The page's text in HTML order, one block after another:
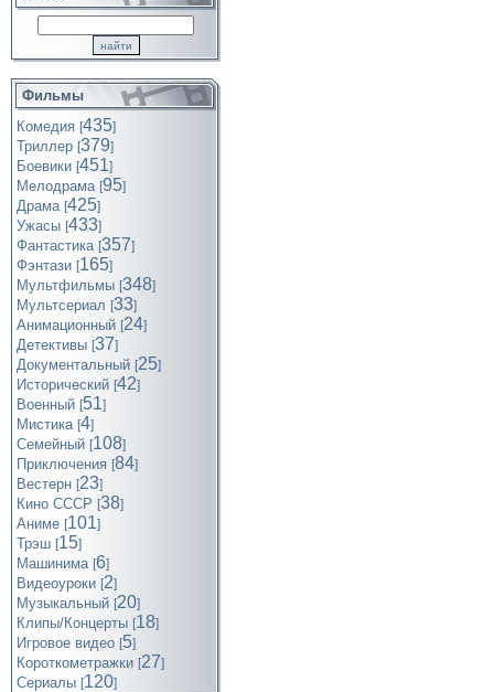
Фильмы
Комедия [435]
Триллер [379]
Боевики [451]
Мелодрама [95]
Драма [425]
Ужасы [433]
Фантастика [357]
Фэнтази [165]
Мультфильмы [348]
Мультсериал [33]
Анимационный [24]
Детективы [37]
Документальный [25]
Исторический [42]
Военный [51]
Мистика [4]
Семейный [108]
Приключения [84]
Вестерн [23]
Кино СССР [38]
Аниме [101]
Трэш [15]
Машинима [6]
Видеоуроки [2]
Музыкальный [20]
Клипы/Концерты [18]
Игровое видео [5]
Короткометражки [27]
Cериалы [120]